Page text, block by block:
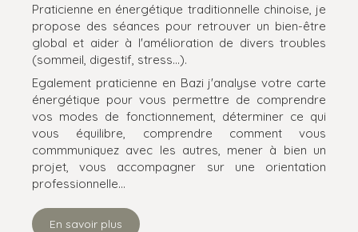
Praticienne en énergétique traditionnelle chinoise, je
propose des séances pour retrouver un bien-être
global et aider à l'amélioration de divers troubles
(sommeil, digestif, stress...).
Egalement praticienne en Bazi j'analyse votre carte
énergétique pour vous permettre de comprendre
vos modes de fonctionnement, déterminer ce qui
vous équilibre, comprendre comment vous
commmuniquez avec les autres, mener à bien un
projet, vous accompagner sur une orientation
professionnelle...
En savoir plus